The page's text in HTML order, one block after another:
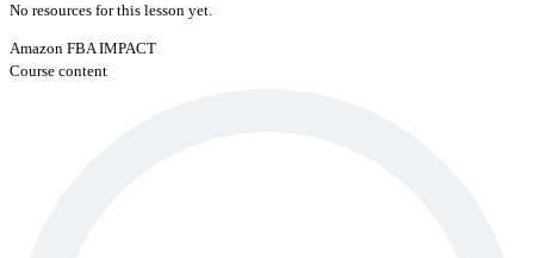
No resources for this lesson yet.
Amazon FBA IMPACT
Course content